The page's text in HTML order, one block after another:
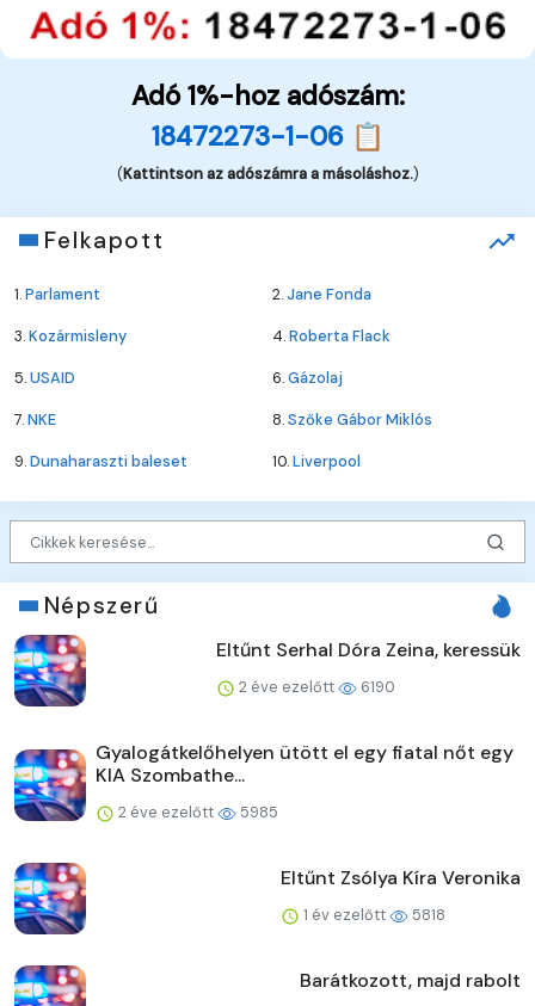
Adó 1%-hoz adószám:
18472273-1-06 📋
(Kattintson az adószámra a másoláshoz.)
Felkapott
1.Parlament 2.Jane Fonda
3.Kozármisleny 4.Roberta Flack
5.USAID 6.Gázolaj
7.NKE 8.Szőke Gábor Miklós
9.Dunaharaszti baleset 10.Liverpool
Népszerű
Eltűnt Serhal Dóra Zeina, keressük
2 éve ezelőtt 6190
Gyalogátkelőhelyen ütött el egy fiatal nőt egy
KIA Szombathe...
2 éve ezelőtt 5985
Eltűnt Zsólya Kíra Veronika
1 év ezelőtt 5818
Barátkozott, majd rabolt